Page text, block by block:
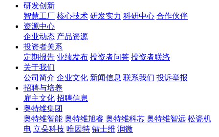
研发创新
智慧工厂 核心技术 研发实力 科研中心 合作伙伴
资源中心
企业动态 产品资源
投资者关系
定期报告 业绩发布 投资者问答 投资者联络
关于我们
公司简介 企业文化 新闻信息 联系我们 投诉举报
招聘与培养
雇主文化 招聘信息
奥特维集团
奥特维智能 奥特维旭睿 奥特维科芯 奥特维智远 松瓷机
电 立朵科技 唯因特 镭士维 润微